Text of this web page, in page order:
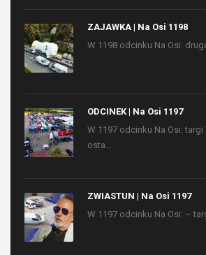
ZAJAWKA | Na Osi 1198
W 1198 odcinku Na Osi:
ODCINEK | Na Osi 1197
W 1197 odcinku Na Osi: targi
osta...
ZWIASTUN | Na Osi 1197
W 1197 odcinku Na Osi: –